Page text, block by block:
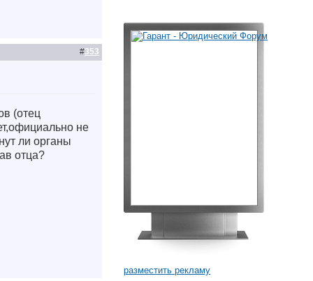
#353
(отец
не
ли органы
отца?
разместить рекламу